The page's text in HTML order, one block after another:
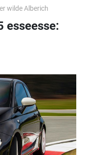
wilde Alberich
esseesse: